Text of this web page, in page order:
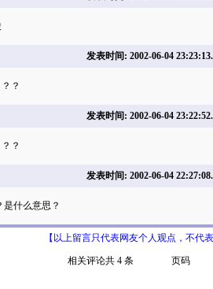
发表时间: 2002-06-04
？
发表时间: 2002-06-04
？
发表时间: 2002-06-04
什么意思？
【以上留言只代表网友个人观点，不代
相关评论共 4 条 页码